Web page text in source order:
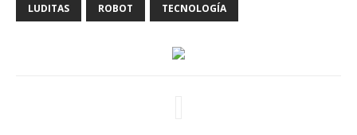
LUDITAS ROBOT TECNOLOGÍA